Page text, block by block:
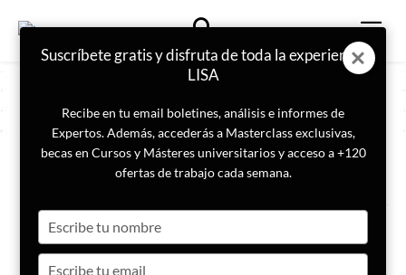
ETIQUETA
Armada
Daniel Villegas da una ponencia
sobre Operaciones de
Influencia a la Armada de
Colombia
Suscríbete gratis y disfruta de toda la experiencia
LISA
Recibe en tu email boletines, análisis e informes de
Expertos. Además, accederás a Masterclass exclusivas,
becas en Cursos y Másteres universitarios y acceso a +120
ofertas de trabajo cada semana.
your
name